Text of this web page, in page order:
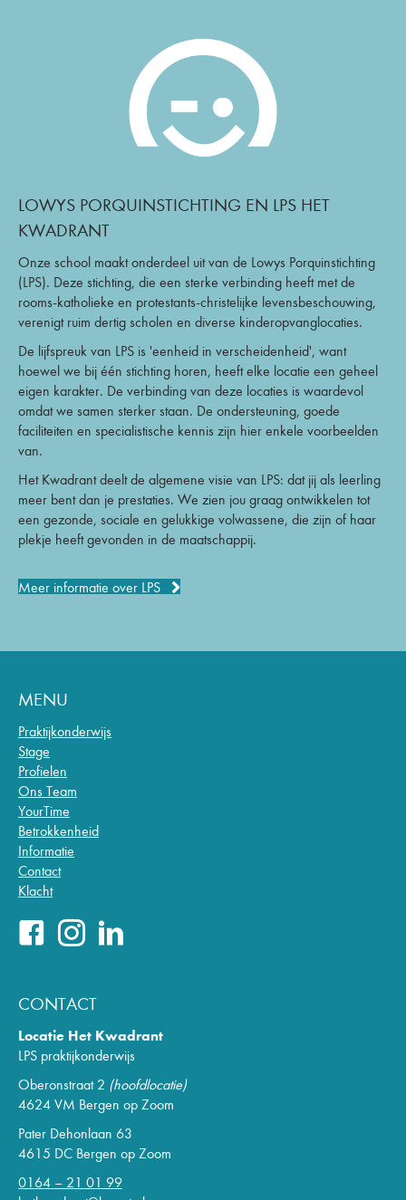
LOWYS PORQUINSTICHTING EN LPS HET
KWADRANT
Onze school maakt onderdeel uit van de Lowys Porquinstichting
(LPS). Deze stichting, die een sterke verbinding heeft met de
rooms-katholieke en protestants-christelijke levensbeschouwing,
verenigt ruim dertig scholen en diverse kinderopvanglocaties.
De lijfspreuk van LPS is 'eenheid in verscheidenheid', want
hoewel we bij één stichting horen, heeft elke locatie een geheel
eigen karakter. De verbinding van deze locaties is waardevol
omdat we samen sterker staan. De ondersteuning, goede
faciliteiten en specialistische kennis zijn hier enkele voorbeelden
van.
Het Kwadrant deelt de algemene visie van LPS: dat jij als leerling
meer bent dan je prestaties. We zien jou graag ontwikkelen tot
een gezonde, sociale en gelukkige volwassene, die zijn of haar
plekje heeft gevonden in de maatschappij.
Meer informatie over LPS
MENU
Praktijkonderwijs
Stage
Profielen
Ons Team
YourTime
Betrokkenheid
Informatie
Contact
Klacht
CONTACT
Locatie Het Kwadrant
LPS praktijkonderwijs
Oberonstraat 2 (hoofdlocatie)
4624 VM Bergen op Zoom
Pater Dehonlaan 63
4615 DC Bergen op Zoom
0164 – 21 01 99